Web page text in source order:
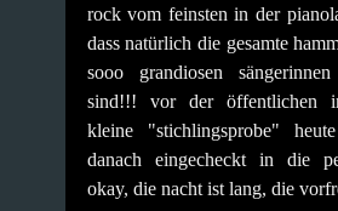
rock vom feinsten in der
dass natürlich die gesamte
sooo grandiosen
sind!!! vor der öffentlichen
kleine "stichlingsprobe"
danach eingecheckt in die
okay, die nacht ist lang, die